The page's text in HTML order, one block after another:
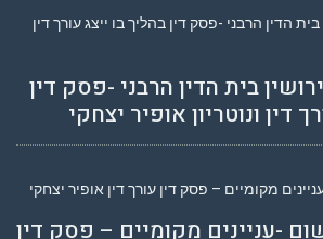
בית הדין הרבני -פסק דין
דין ונוטריון אופיר יצחקי
-עניינים מקומיים – פסק דין